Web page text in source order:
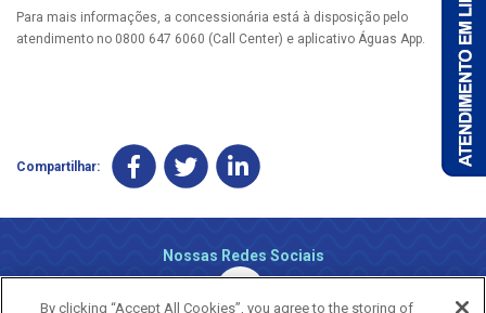
Para mais informações, a concessionária está à disposição pelo
atendimento no 0800 647 6060 (Call Center) e aplicativo Águas App.
Compartilhar:
Nossas Redes Sociais
By clicking “Accept All Cookies”, you agree to the storing of